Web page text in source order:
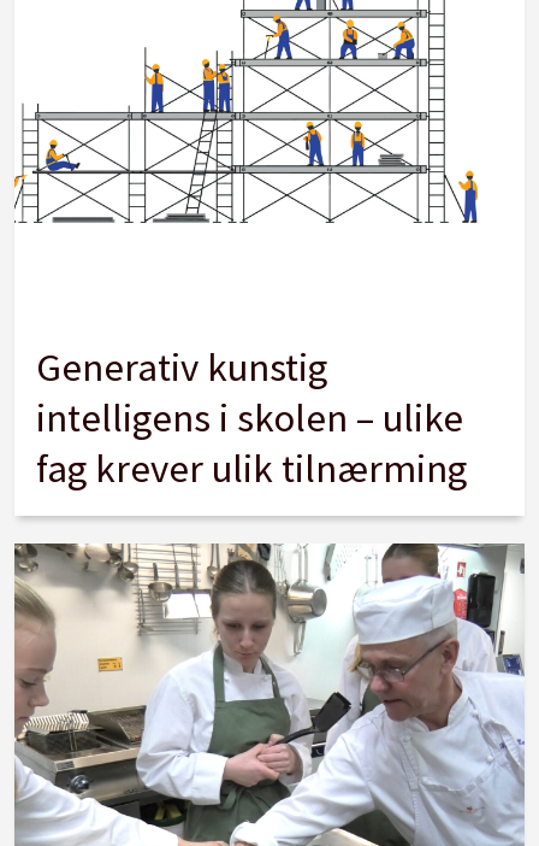
Generativ kunstig
intelligens i skolen – ulike
fag krever ulik tilnærming